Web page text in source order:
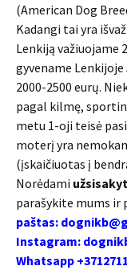
(American Dog
Kadangi tai yra
Lenkiją važiuojame
gyvename Lenkijoje
2000-2500 eurų.
pagal kilmę,
metu 1-oji teisė
moterį yra
(įskaičiuotas į
Norėdami
parašykite mums ir
paštas:
Instagram:
Whatsapp